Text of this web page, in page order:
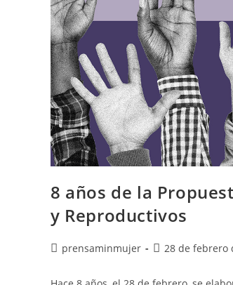
8 años de la
y Reproductivos
prensaminmujer 28 de febrero